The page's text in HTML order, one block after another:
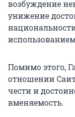
возбуждение
унижение
Помимо этого,
отношении
чести и
вменяемость.